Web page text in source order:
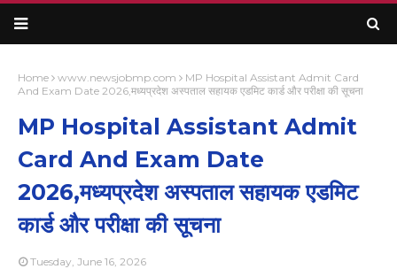
Home www.newsjobmp.com
MP Hospital Assistant Admit Card
And Exam Date 2026,मध्यप्रदेश अस्पताल सहायक एडमिट कार्ड और परीक्षा की सूचना
MP Hospital Assistant Admit
Card And Exam Date
2026,मध्यप्रदेश अस्पताल सहायक एडमिट
कार्ड और परीक्षा की सूचना
Tuesday, June 16, 2026